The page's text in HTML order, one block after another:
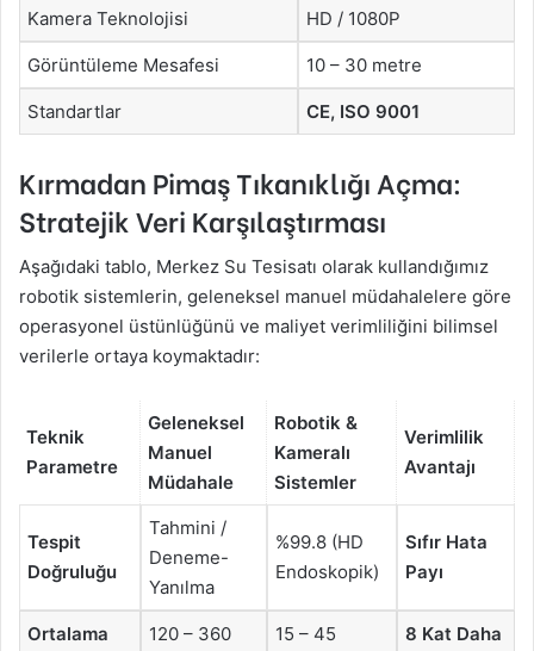
Kamera Teknolojisi HD / 1080P
Görüntüleme Mesafesi 10 – 30 metre
Standartlar CE, ISO 9001
Kırmadan Pimaş Tıkanıklığı Açma:
Stratejik Veri Karşılaştırması
Aşağıdaki tablo, Merkez Su Tesisatı olarak kullandığımız
robotik sistemlerin, geleneksel manuel müdahalelere göre
operasyonel üstünlüğünü ve maliyet verimliliğini bilimsel
verilerle ortaya koymaktadır:
Teknik
Parametre
Geleneksel
Manuel
Müdahale
Robotik &
Kameralı
Sistemler
Verimlilik
Avantajı
Tespit
Doğruluğu
Tahmini /
Deneme-
Yanılma
%99.8 (HD
Endoskopik)
Sıfır Hata
Payı
Ortalama
120 – 360
15 – 45
8 Kat Daha